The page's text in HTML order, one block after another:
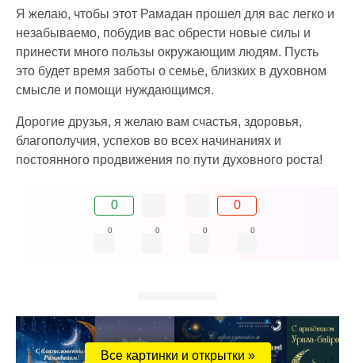
Я желаю, чтобы этот Рамадан прошел для вас легко и
незабываемо, побудив вас обрести новые силы и
принести много пользы окружающим людям. Пусть
это будет время заботы о семье, близких в духовном
смысле и помощи нуждающимся.
Дорогие друзья, я желаю вам счастья, здоровья,
благополучия, успехов во всех начинаниях и
постоянного продвижения по пути духовного роста!
0 0
0 0 0 0
Все картинки и открытки »